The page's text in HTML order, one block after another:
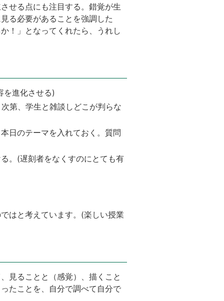
せる点にも注目する。錯覚が生
る必要があることを強調した
！」となってくれたら、うれし
を進化させる)
第、学生と雑談しどこが判らな
日のテーマを入れておく。質問
。(遅刻者をなくすのにとても有
はと考えています。(楽しい授業
見ることと（感覚）、描くこと
たことを、自分で調べて自分で